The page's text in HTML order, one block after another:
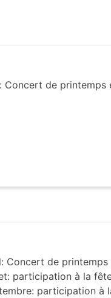
Concert de printemps
Concert de
participation à la
participation à